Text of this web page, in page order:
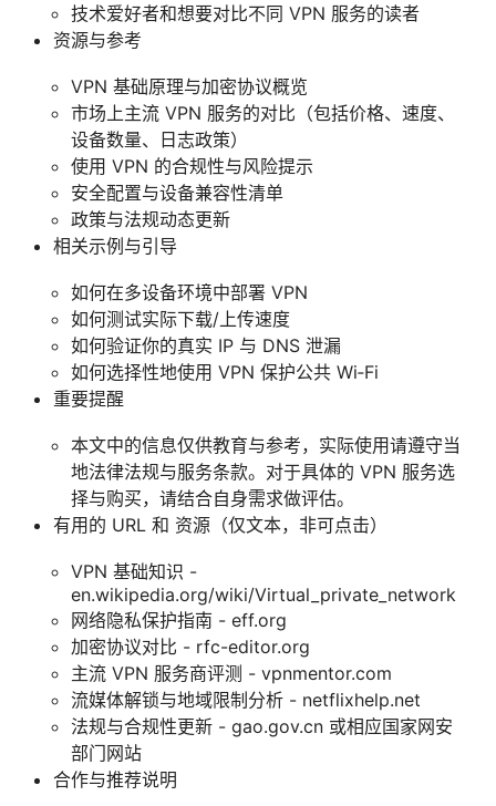
技术爱好者和想要对比不同 VPN 服务的读者
资源与参考
VPN 基础原理与加密协议概览
市场上主流 VPN 服务的对比（包括价格、速度、
设备数量、日志政策）
使用 VPN 的合规性与风险提示
安全配置与设备兼容性清单
政策与法规动态更新
相关示例与引导
如何在多设备环境中部署 VPN
如何测试实际下载/上传速度
如何验证你的真实 IP 与 DNS 泄漏
如何选择性地使用 VPN 保护公共 Wi‑Fi
重要提醒
本文中的信息仅供教育与参考，实际使用请遵守当
地法律法规与服务条款。对于具体的 VPN 服务选
择与购买，请结合自身需求做评估。
有用的 URL 和 资源（仅文本，非可点击）
VPN 基础知识 -
en.wikipedia.org/wiki/Virtual_private_network
网络隐私保护指南 - eff.org
加密协议对比 - rfc-editor.org
主流 VPN 服务商评测 - vpnmentor.com
流媒体解锁与地域限制分析 - netflixhelp.net
法规与合规性更新 - gao.gov.cn 或相应国家网安
部门网站
合作与推荐说明